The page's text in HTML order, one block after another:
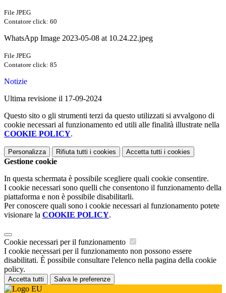
File JPEG
Contatore click: 60
WhatsApp Image 2023-05-08 at 10.24.22.jpeg
File JPEG
Contatore click: 85
Notizie
Ultima revisione il 17-09-2024
Questo sito o gli strumenti terzi da questo utilizzati si avvalgono di
cookie necessari al funzionamento ed utili alle finalità illustrate nella
COOKIE POLICY.
Personalizza Rifiuta tutti i cookies Accetta tutti i cookies
Gestione cookie
In questa schermata è possibile scegliere quali cookie consentire.
I cookie necessari sono quelli che consentono il funzionamento della
piattaforma e non è possibile disabilitarli.
Per conoscere quali sono i cookie necessari al funzionamento potete
visionare la COOKIE POLICY.
Cookie necessari per il funzionamento
I cookie necessari per il funzionamento non possono essere
disabilitati. È possibile consultare l'elenco nella pagina della cookie
policy.
Accetta tutti Salva le preferenze